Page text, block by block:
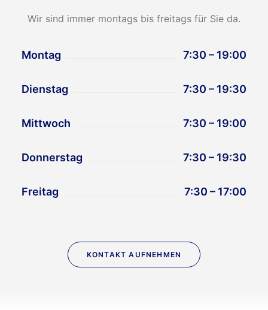
Wir sind immer montags bis freitags für Sie da.
Montag 7:30 – 19:00
Dienstag 7:30 – 19:30
Mittwoch 7:30 – 19:00
Donnerstag 7:30 – 19:30
Freitag 7:30 – 17:00
KONTAKT AUFNEHMEN